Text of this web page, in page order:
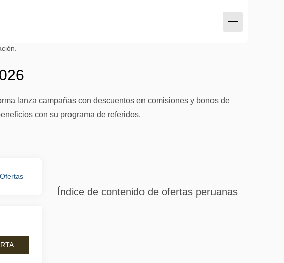
lanza campañas con descuentos en comisiones y bonos de
con su programa de referidos.
Ofertas
Índice de contenido de ofertas peruanas